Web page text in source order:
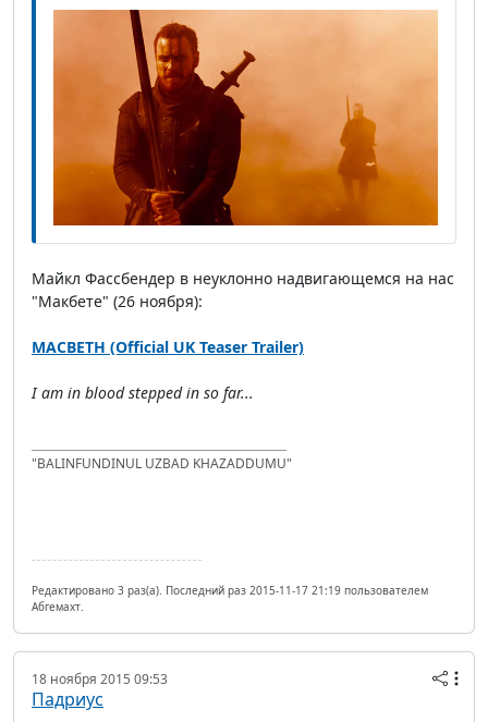
Майкл Фассбендер в неуклонно надвигающемся на нас
"Макбете" (26 ноября):
MACBETH (Official UK Teaser Trailer)
I am in blood stepped in so far...
"BALINFUNDINUL UZBAD KHAZADDUMU"
Редактировано 3 раз(а). Последний раз 2015-11-17 21:19 пользователем
Абгемахт.
18 ноября 2015 09:53
Падриус